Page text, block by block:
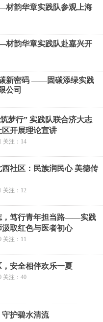
韵华章实践队参观上海
韵华章实践队赴嘉兴开
新密码 ——固碳添绿实践
公司
梦行” 实践队联合济大志
开展理论宣讲
关注：14
社区：民族润民心 美德传
关注：12
，笃行青年担当路——实践
汲取红色与医者初心
关注：11
安全相伴欢乐一夏
关注：40
护碧水清流